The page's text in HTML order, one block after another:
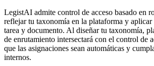
LegistAI admite control de acceso basado en
reflejar tu taxonomía en la plataforma y aplicar
tarea y documento. Al diseñar tu taxonomía,
de enrutamiento intersectará con el control de
que las asignaciones sean automáticas y
internos.